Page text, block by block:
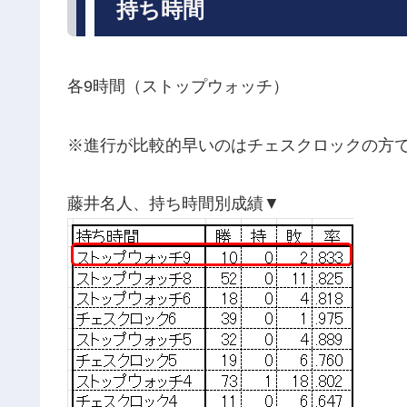
持ち時間
各9時間（ストップウォッチ）
※進行が比較的早いのはチェスクロックの方
藤井名人、持ち時間別成績▼